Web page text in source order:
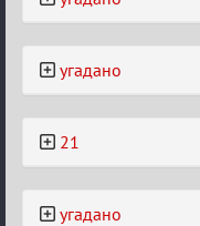
угадано
21
угадано